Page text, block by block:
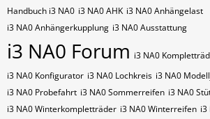
Handbuch i3 NA0 i3 NA0 AHK i3 NA0 Anhängelast
i3 NA0 Anhängerkupplung i3 NA0 Ausstattung
i3 NA0 Forum i3 NA0
i3 NA0 Konfigurator i3 NA0 Lochkreis i3 NA0
i3 NA0 Probefahrt i3 NA0 Sommerreifen i3 NA0
i3 NA0 Winterkompletträder i3 NA0 Winterreifen i3